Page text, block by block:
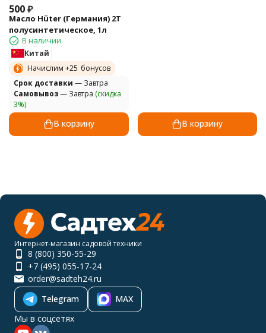
500₽
Масло Hüter (Германия) 2Т
полусинтетическое, 1л
В наличии
Китай
Начислим +25 бонусов
Cрок доставки — Завтра
Самовывоз— Завтра (скидка
3%)
В корзину В корзину
Интернет-магазин садовой техники
8 (800) 350-55-29
+7 (495) 055-17-24
order@sadteh24.ru
Telegram
MAX
Мы в соцсетях